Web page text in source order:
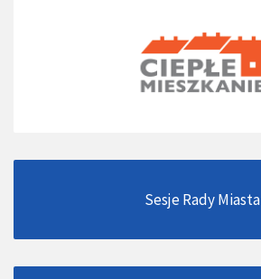
Sesje Rady Miasta